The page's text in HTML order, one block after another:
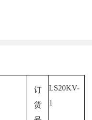
订
货
LS20KV-
1